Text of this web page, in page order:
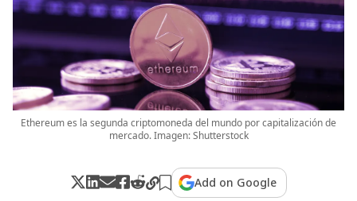
Ethereum es la segunda criptomoneda del mundo por capitalización de
mercado. Imagen: Shutterstock
Add on Google